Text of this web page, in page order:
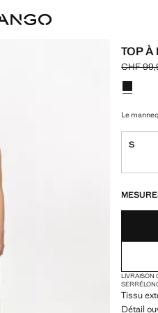
TOP À
Prix
CHF
Prix
Le
S
LIVRAISON
SERRÉ
Tissu
Détail